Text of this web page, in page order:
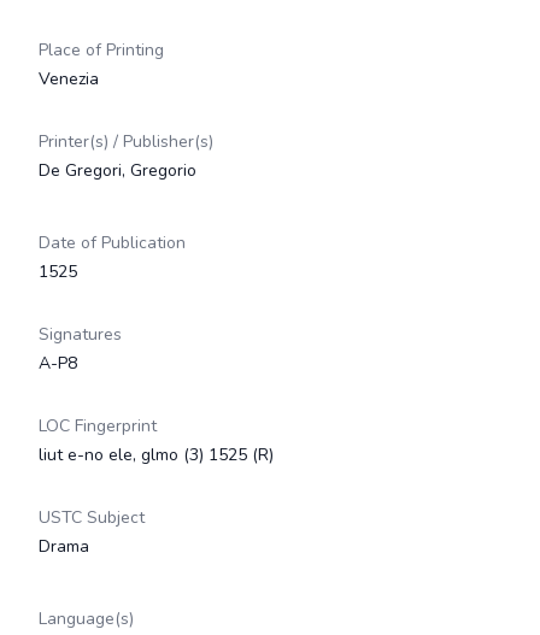
Place of Printing
Venezia
Printer(s) / Publisher(s)
De Gregori, Gregorio
Date of Publication
1525
Signatures
A-P8
LOC Fingerprint
liut e-no ele, glmo (3) 1525 (R)
USTC Subject
Drama
Language(s)